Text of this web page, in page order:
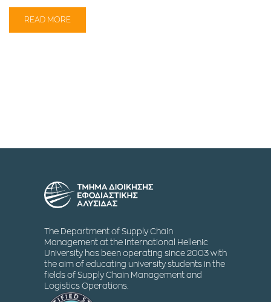
READ MORE
The Department of Supply Chain
Management at the International Hellenic
University has been operating since 2003 with
the aim of educating university students in the
fields of Supply Chain Management and
Logistics Operations.